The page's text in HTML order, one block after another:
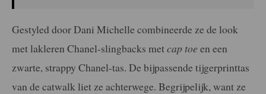
Gestyled door Dani Michelle combineerde ze de look
met lakleren Chanel-slingbacks metcap toe en een
zwarte, strappy Chanel-tas. De bijpassende tijgerprinttas
van de catwalk liet ze achterwege. Begrijpelijk, want ze